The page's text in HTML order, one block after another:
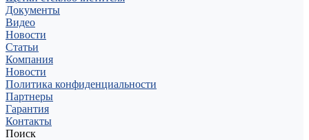
Документы
Видео
Новости
Статьи
Компания
Новости
Политика конфиденциальности
Партнеры
Гарантия
Контакты
Поиск